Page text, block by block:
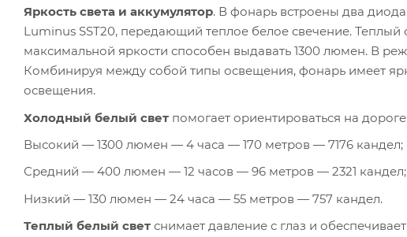
Яркость света и аккумулятор. В фонарь встроены два
Luminus SST20, передающий теплое белое свечение.
максимальной яркости способен выдавать 1300 люмен. В
Комбинируя между собой типы освещения, фонарь имеет
освещения.
Холодный белый свет помогает ориентироваться на
Высокий — 1300 люмен — 4 часа — 170 метров — 7176 кандел;
Средний — 400 люмен — 12 часов — 96 метров — 2321 кандел;
Низкий — 130 люмен — 24 часа — 55 метров — 757 кандел.
Теплый белый свет снимает давление с глаз и